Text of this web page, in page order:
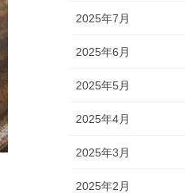
2025年7月
2025年6月
2025年5月
2025年4月
2025年3月
2025年2月